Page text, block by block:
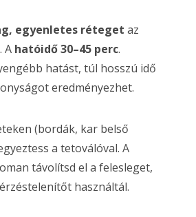
egyenletes réteget az
A hatóidő 30–45 perc.
hatást, túl hosszú idő
eredményezhet.
(bordák, kar belső
a tetoválóval. A
távolítsd el a felesleget,
használtál.